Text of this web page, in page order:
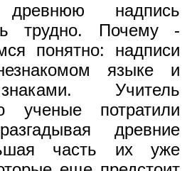
надпись
трудно. Почему -
понятно: надписи
языке и
Учитель
ученые потратили
древние
часть их уже